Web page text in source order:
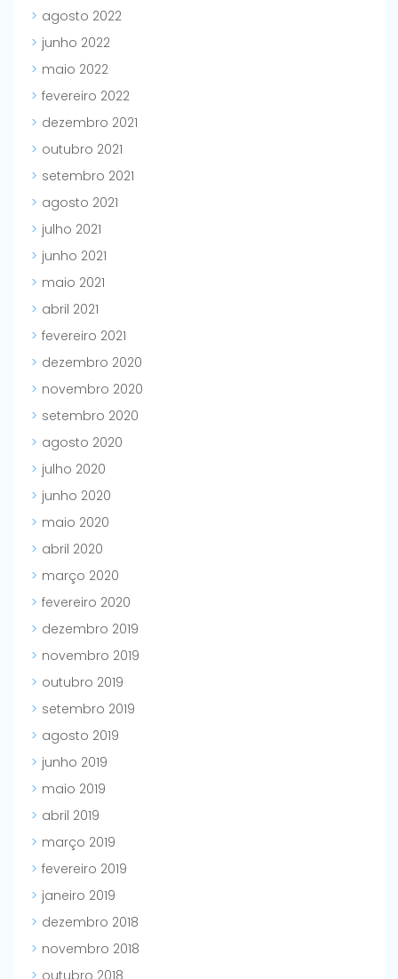
agosto 2022
junho 2022
maio 2022
fevereiro 2022
dezembro 2021
outubro 2021
setembro 2021
agosto 2021
julho 2021
junho 2021
maio 2021
abril 2021
fevereiro 2021
dezembro 2020
novembro 2020
setembro 2020
agosto 2020
julho 2020
junho 2020
maio 2020
abril 2020
março 2020
fevereiro 2020
dezembro 2019
novembro 2019
outubro 2019
setembro 2019
agosto 2019
junho 2019
maio 2019
abril 2019
março 2019
fevereiro 2019
janeiro 2019
dezembro 2018
novembro 2018